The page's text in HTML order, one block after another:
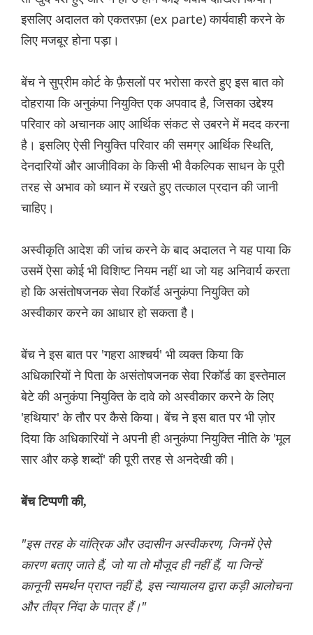
इसलिए अदालत को एकतरफ़ा (ex parte) कार्यवाही करने के
लिए मजबूर होना पड़ा।
बेंच ने सुप्रीम कोर्ट के फ़ैसलों पर भरोसा करते हुए इस बात को
दोहराया कि अनुकंपा नियुक्ति एक अपवाद है, जिसका उद्देश्य
परिवार को अचानक आए आर्थिक संकट से उबरने में मदद करना
है। इसलिए ऐसी नियुक्ति परिवार की समग्र आर्थिक स्थिति,
देनदारियों और आजीविका के किसी भी वैकल्पिक साधन के पूरी
तरह से अभाव को ध्यान में रखते हुए तत्काल प्रदान की जानी
चाहिए।
अस्वीकृति आदेश की जांच करने के बाद अदालत ने यह पाया कि
उसमें ऐसा कोई भी विशिष्ट नियम नहीं था जो यह अनिवार्य करता
हो कि असंतोषजनक सेवा रिकॉर्ड अनुकंपा नियुक्ति को
अस्वीकार करने का आधार हो सकता है।
बेंच ने इस बात पर 'गहरा आश्चर्य' भी व्यक्त किया कि
अधिकारियों ने पिता के असंतोषजनक सेवा रिकॉर्ड का इस्तेमाल
बेटे की अनुकंपा नियुक्ति के दावे को अस्वीकार करने के लिए
'हथियार' के तौर पर कैसे किया। बेंच ने इस बात पर भी ज़ोर
दिया कि अधिकारियों ने अपनी ही अनुकंपा नियुक्ति नीति के 'मूल
सार और कड़े शब्दों' की पूरी तरह से अनदेखी की।
बेंच टिप्पणी की,
"इस तरह के यांत्रिक और उदासीन अस्वीकरण, जिनमें ऐसे
कारण बताए जाते हैं, जो या तो मौजूद ही नहीं हैं, या जिन्हें
कानूनी समर्थन प्राप्त नहीं है, इस न्यायालय द्वारा कड़ी आलोचना
और तीव्र निंदा के पात्र हैं।"